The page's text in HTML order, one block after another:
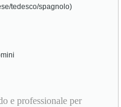
tedesco/spagnolo)
e professionale per